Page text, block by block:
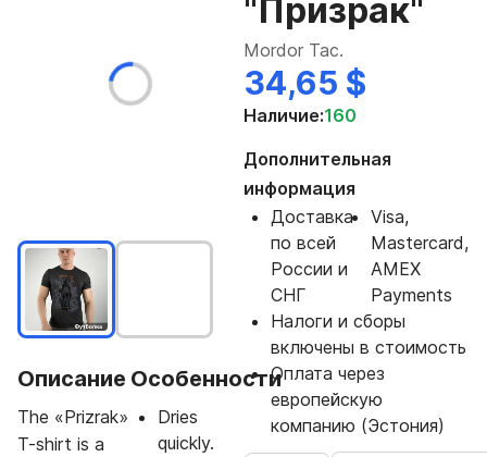
Описание
The «Prizrak»
T-shirt is a
Особенности
Dries
quickly.
"Призрак"
Mordor Tac.
34,65 $
Наличие:160
Дополнительная
информация
Доставка
по всей
России и
СНГ
Visa,
Mastercard,
AMEX
Payments
Налоги и сборы
включены в стоимость
Оплата через
европейскую
компанию (Эстония)